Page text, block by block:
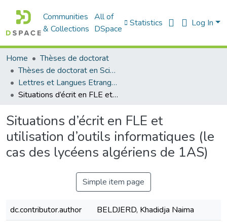
Communities
& Collections
All of
DSpace
Statistics Log In
Home
Thèses de doctorat
Thèses de doctorat en Sciences
Lettres et Langues Etrangères - اللغات الأجنبية
Situations d’écrit en FLE et utilisation d’outils informatiques (le cas des lycéens algériens de 1AS)
Situations d’écrit en FLE et
utilisation d’outils informatiques (le
cas des lycéens algériens de 1AS)
Simple item page
dc.contributor.author
BELDJERD, Khadidja Naima